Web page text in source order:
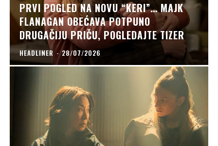
PRVI POGLED NA NOVU “KERI”… MAJK
FLANAGAN OBEĆAVA POTPUNO
DRUGAČIJU PRIČU, POGLEDAJTE TIZER
HEADLINER - 28/07/2026